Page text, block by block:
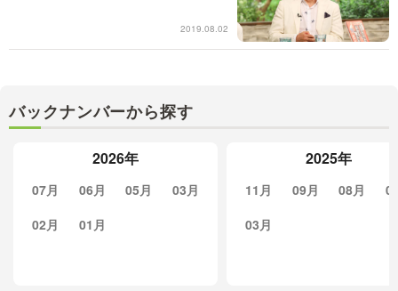
2019.08.02
バックナンバーから探す
2026年
07月 06月 05月
03月
02月
01月
2025年
11月 09月 08月
03月